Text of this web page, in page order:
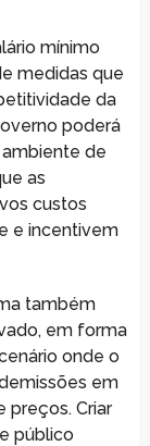
mínimo
medidas que
da
poderá
de
as
custos
e incentivem
também
em forma
onde o
em
preços. Criar
público